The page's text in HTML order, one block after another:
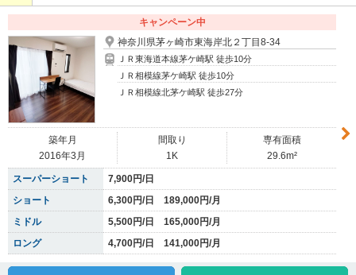
キャンペーン中
神奈川県茅ヶ崎市東海岸北２丁目8-34
ＪＲ東海道本線茅ケ崎駅 徒歩10分
ＪＲ相模線茅ケ崎駅 徒歩10分
ＪＲ相模線北茅ケ崎駅 徒歩27分
築年月
2016年3月
間取り
1K
専有面積
29.6m²
スーパーショート
7,900円/日
ショート
6,300円/日 189,000円/月
ミドル
5,500円/日 165,000円/月
ロング
4,700円/日 141,000円/月